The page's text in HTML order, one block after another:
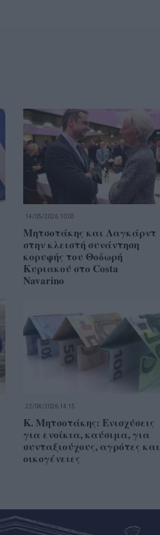
14/05/2026 10:03
Μητσοτάκης και Λαγκάρντ
στην κλειστή συνάντηση
κορυφής του Θοδωρή
Κυριακού στο Costa
Navarino
22/04/2026 14:15
Κ. Μητσοτάκης: Ενισχύσεις
για ενοίκια, καύσιμα, για
συνταξιούχους, αγρότες και
οικογένειες